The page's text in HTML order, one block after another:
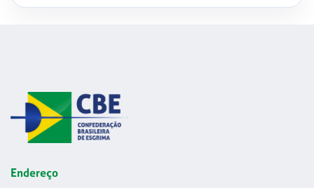
Endereço